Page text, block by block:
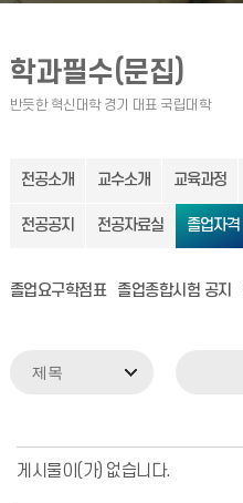
학과필수(문집)
전공소개 교수소개 교육과정
전공공지 전공자료실 졸업자격
졸업요구학점표 졸업종합시험 공지
게시물이(가) 없습니다.